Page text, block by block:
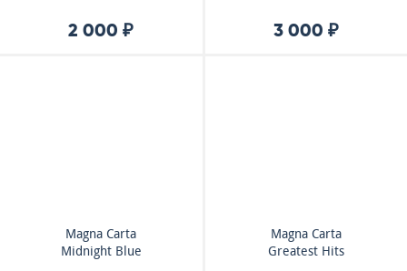
2 000 ₽ 3 000 ₽
Magna Carta
Midnight Blue
Magna Carta
Greatest Hits